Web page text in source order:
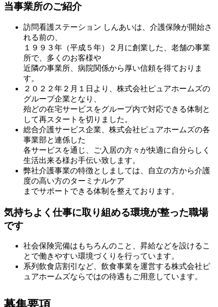
当事業所のご紹介
訪問看護ステーション しんあいは、介護保険が開始さ
れる前の、
１９９３年（平成５年）２月に創業した、老舗の事業
所で、多くのお客様や
近隣の事業所、病院関係から厚い信頼を得ておりま
す。
２０２２年２月１日より、株式会社ピュアホームズの
グループ企業となり、
殆どの在宅サービスをグループ内で対応できる体制と
して再スタートを切りました。
総合介護サービス企業、株式会社ピュアホームズの各
事業部と連係した
各サービスを通じ、ご入居の方々が快適に自分らしく
生活出来る様お手伝い致します。
弊社介護事業の特徴としましては、自立の方から介護
度の高い方のターミナルケア
までサポートできる体制を整えております。
気持ちよく仕事に取り組める環境が整った職場
です
社会保険完備はもちろんのこと、昇給などを設けるこ
とで働きやすい環境づくりを行っています。
系列飲食店割引など、飲食事業を運営する株式会社ピ
ュアホームズならではの待遇もご用意しています。